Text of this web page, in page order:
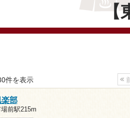
【
件を表示
部
前駅215m